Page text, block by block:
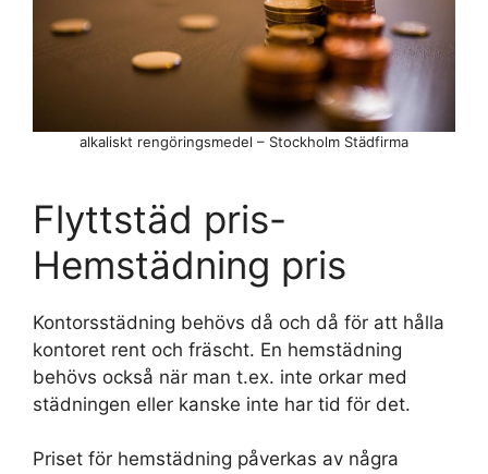
alkaliskt rengöringsmedel – Stockholm Städfirma
Flyttstäd pris-
Hemstädning pris
Kontorsstädning behövs då och då för att hålla
kontoret rent och fräscht. En hemstädning
behövs också när man t.ex. inte orkar med
städningen eller kanske inte har tid för det.
Priset för hemstädning påverkas av några